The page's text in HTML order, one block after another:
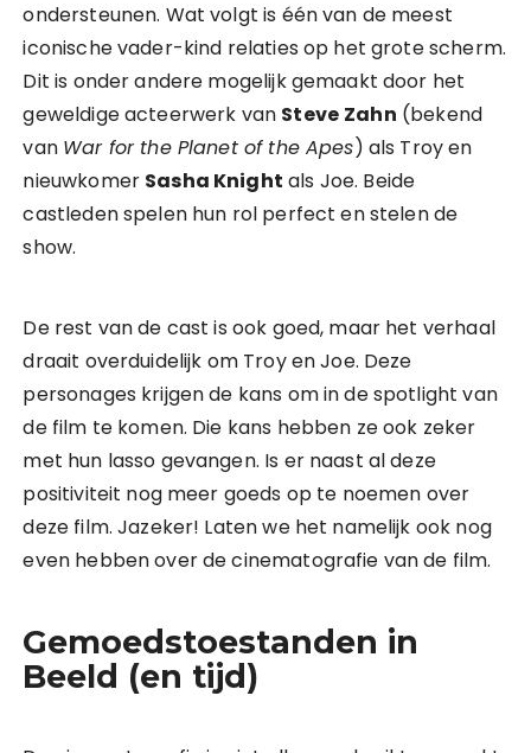
ondersteunen. Wat volgt is één van de meest
iconische vader-kind relaties op het grote scherm.
Dit is onder andere mogelijk gemaakt door het
geweldige acteerwerk van Steve Zahn (bekend
van War for the Planet of the Apes) als Troy en
nieuwkomer Sasha Knight als Joe. Beide
castleden spelen hun rol perfect en stelen de
show.
De rest van de cast is ook goed, maar het verhaal
draait overduidelijk om Troy en Joe. Deze
personages krijgen de kans om in de spotlight van
de film te komen. Die kans hebben ze ook zeker
met hun lasso gevangen. Is er naast al deze
positiviteit nog meer goeds op te noemen over
deze film. Jazeker! Laten we het namelijk ook nog
even hebben over de cinematografie van de film.
Gemoedstoestanden in
Beeld (en tijd)